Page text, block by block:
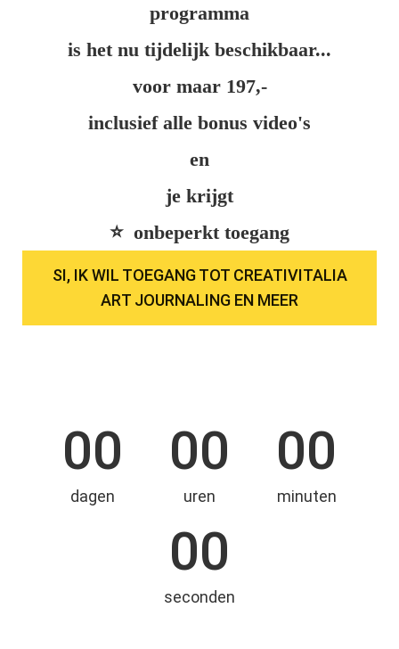
programma
is het nu tijdelijk beschikbaar...
voor maar 197,-
inclusief alle bonus video's
en
je krijgt
⭐️ onbeperkt toegang
SI, IK WIL TOEGANG TOT CREATIVITALIA
ART JOURNALING EN MEER
00
dagen
00
uren
00
minuten
00
seconden